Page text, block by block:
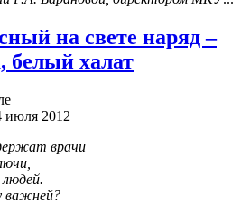
на свете наряд –
белый халат
июля 2012
врачи
важней?